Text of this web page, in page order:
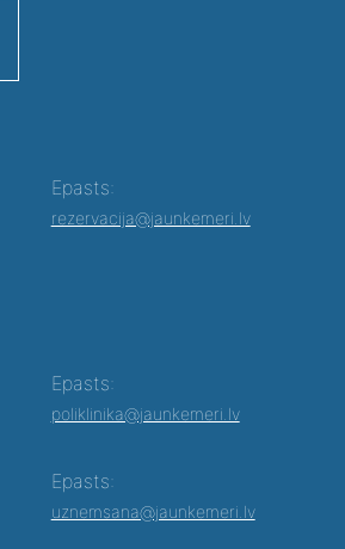
Epasts:
rezervacija@jaunkemeri.lv
Epasts:
poliklinika@jaunkemeri.lv
Epasts:
uznemsana@jaunkemeri.lv